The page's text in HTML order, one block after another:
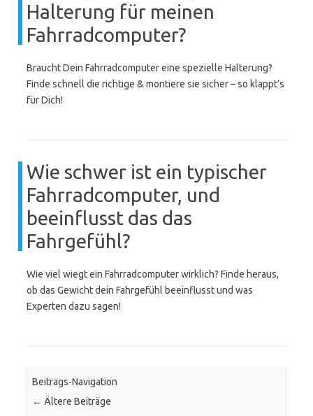
Halterung für meinen
Fahrradcomputer?
Braucht Dein Fahrradcomputer eine spezielle Halterung?
Finde schnell die richtige & montiere sie sicher – so klappt’s
für Dich!
Wie schwer ist ein typischer
Fahrradcomputer, und
beeinflusst das das
Fahrgefühl?
Wie viel wiegt ein Fahrradcomputer wirklich? Finde heraus,
ob das Gewicht dein Fahrgefühl beeinflusst und was
Experten dazu sagen!
Beitrags-Navigation
← Ältere Beiträge